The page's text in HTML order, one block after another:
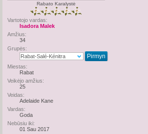
Rabato Karalystė
Vartotojo vardas:
Isadora Malek
Amžius:
34
Grupės:
Miestas:
Rabat
Veikėjo amžius:
25
Veidas:
Adelaide Kane
Vardas:
Goda
Nebūsiu iki:
01 Sau 2017